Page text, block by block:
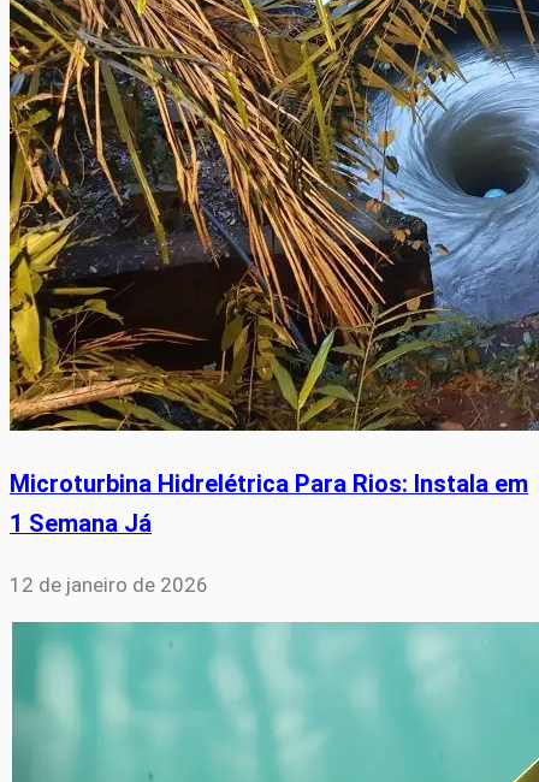
Microturbina Hidrelétrica Para Rios: Instala em
1 Semana Já
12 de janeiro de 2026